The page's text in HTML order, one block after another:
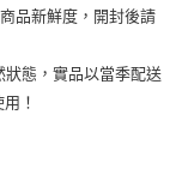
品新鮮度，開封後請
態，實品以當季配送
！